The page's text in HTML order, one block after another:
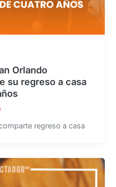
Orlando
su regreso a casa
regreso a casa